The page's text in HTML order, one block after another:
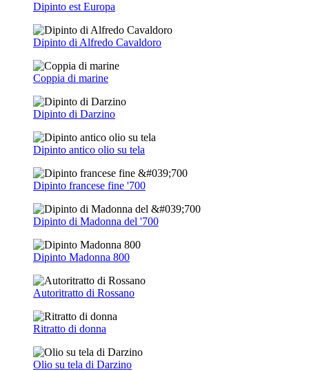
Dipinto est Europa
Dipinto di Alfredo Cavaldoro
Coppia di marine
Dipinto di Darzino
Dipinto antico olio su tela
Dipinto francese fine '700
Dipinto di Madonna del '700
Dipinto Madonna 800
Autoritratto di Rossano
Ritratto di donna
Olio su tela di Darzino